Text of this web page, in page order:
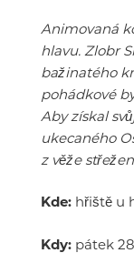
Animovaná
hlavu. Zlobr
bažinatého
pohádkové
Aby získal
ukecaného
z věže
Kde: hřiště u
Kdy: pátek